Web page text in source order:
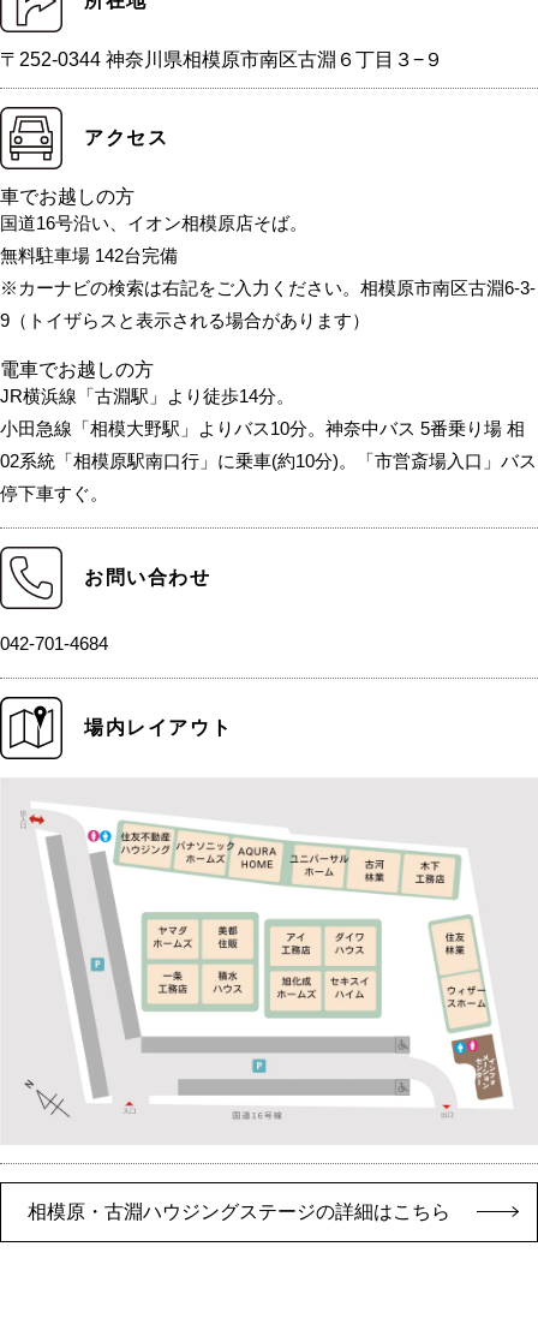
〒252-0344 神奈川県相模原市南区古淵６丁目３−９
アクセス
車でお越しの方
国道16号沿い、イオン相模原店そば。
無料駐車場 142台完備
※カーナビの検索は右記をご入力ください。相模原市南区古淵6-3-
9（トイザらスと表示される場合があります）
電車でお越しの方
JR横浜線「古淵駅」より徒歩14分。
小田急線「相模大野駅」よりバス10分。神奈中バス 5番乗り場 相
02系統「相模原駅南口行」に乗車(約10分)。「市営斎場入口」バス
停下車すぐ。
お問い合わせ
042-701-4684
場内レイアウト
相模原・古淵ハウジングステージの詳細はこちら